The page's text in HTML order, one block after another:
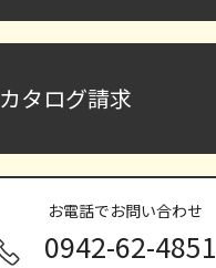
カタログ請求
お電話でお問い合わせ
0942-62-4851